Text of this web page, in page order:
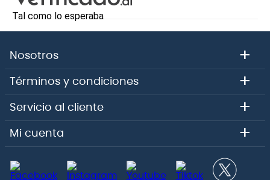
Tal como lo esperaba
Joaquín 20 dic. 2025
Cliente verificado
El usuario(a) no escribió un comentario.
Nosotros +
Términos y condiciones +
Servicio al cliente +
Mi cuenta +